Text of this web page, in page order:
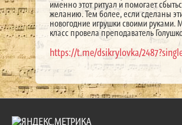
именно этот ритуал и помогает
желанию. Тем более, если сделаны
новогодние игрушки своими руками.
класс провела преподаватель
https://t.me/dsikrylovka/